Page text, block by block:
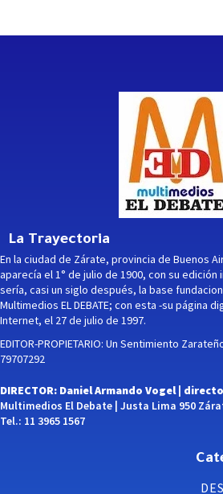
La Trayectoria
En la ciudad de Zárate, provincia de Buenos
aparecía el 1° de julio de 1900, con su
sería, casi un siglo después, la base
Multimedios EL DEBATE; con esta -su página
Internet, el 27 de julio de 1997.
EDITOR-PROPIETARIO: Un Sentimiento
79707292
DIRECTOR: Daniel Armando Vogel |
Multimedios El Debate | Justa Lima 950
Tel.: 11 3965 1567